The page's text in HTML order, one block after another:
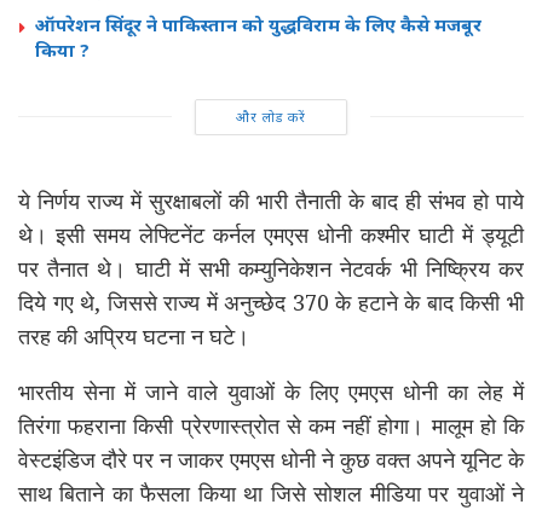
ऑपरेशन सिंदूर ने पाकिस्तान को युद्धविराम के लिए कैसे मजबूर
किया ?
और लोड करें
ये निर्णय राज्य में सुरक्षाबलों की भारी तैनाती के बाद ही संभव हो पाये
थे। इसी समय लेफ्टिनेंट कर्नल एमएस धोनी कश्मीर घाटी में ड्यूटी
पर तैनात थे। घाटी में सभी कम्युनिकेशन नेटवर्क भी निष्क्रिय कर
दिये गए थे, जिससे राज्य में अनुच्छेद 370 के हटाने के बाद किसी भी
तरह की अप्रिय घटना न घटे।
भारतीय सेना में जाने वाले युवाओं के लिए एमएस धोनी का लेह में
तिरंगा फहराना किसी प्रेरणास्त्रोत से कम नहीं होगा। मालूम हो कि
वेस्टइंडिज दौरे पर न जाकर एमएस धोनी ने कुछ वक्त अपने यूनिट के
साथ बिताने का फैसला किया था जिसे सोशल मीडिया पर युवाओं ने